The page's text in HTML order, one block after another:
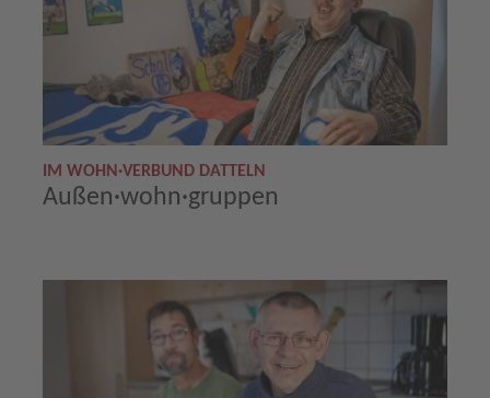
IM WOHN·VERBUND DATTELN
Außen·wohn·gruppen